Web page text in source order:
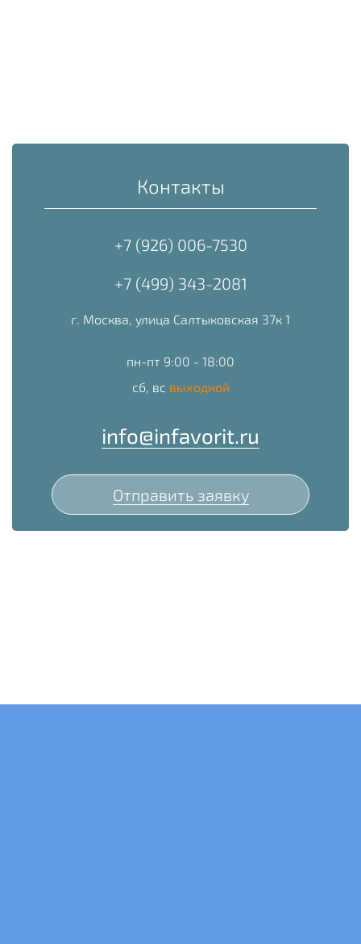
Контакты
+7 (926) 006-7530
+7 (499) 343-2081
г. Москва, улица Салтыковская 37к 1
пн-пт 9:00 - 18:00
сб, вс выходной
info@infavorit.ru
Отправить заявку